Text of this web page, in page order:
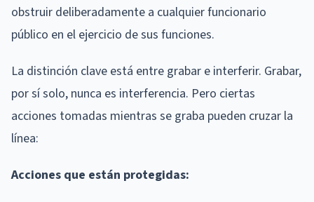
obstruir deliberadamente a cualquier funcionario
público en el ejercicio de sus funciones.
La distinción clave está entre grabar e interferir. Grabar,
por sí solo, nunca es interferencia. Pero ciertas
acciones tomadas mientras se graba pueden cruzar la
línea:
Acciones que están protegidas: